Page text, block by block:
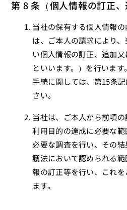
第 8 条（個人情報の訂正、
当社の保有する個人情報
は、ご本人の請求により
い個人情報の訂正、追加又
といいます。）を行いま
手続に関しては、第15条
さい。
当社は、ご本人から前項の
利用目的の達成に必要な
必要な調査を行い、その
護法において認められる
報の訂正等を行い、これ
ます。